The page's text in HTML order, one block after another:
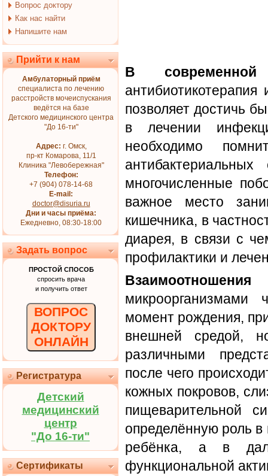
Вопрос доктору
Как нас найти
Напишите нам
Прийти к нам
Амбулаторный приём
специалиста по лечению
расстройств мочеиспускания
ведётся на базе
Детского медицинского центра
"До 16-ти"
Адрес: г. Омск,
пр-кт Комарова, 11/1
Клиника "Левобережная"
Телефон:
+7 (904) 078-14-68
E-mail:
doctor@disuria.ru
Дни и часы приёма:
Ежедневно, 08:30-18:00
Задать вопрос
ПРОСТОЙ СПОСОБ
спросить врача
и получить ответ
ВОПРОС
ДОКТОРУ
ОНЛАЙН
Регистратура
Детский
медицинский
центр
"До 16-ти"
Сертификаты
В современной
позволяет достичь
в лечении
необходимо
многочисленные
важное место
кишечника, в
диарея, в связи с
профилактики и
Взаимоотношения
микроорганизмами
момент рождения,
внешней средой,
различными
после чего
кожных покровов,
пищеварительной
определённую роль в
ребёнка, а в
функциональной